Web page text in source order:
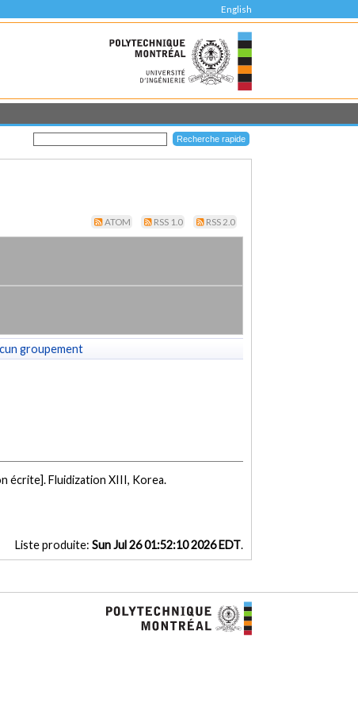
English
ATOM RSS 1.0 RSS 2.0
groupement
écrite]. Fluidization XIII, Korea.
Liste produite: Sun Jul 26 01:52:10 2026 EDT.